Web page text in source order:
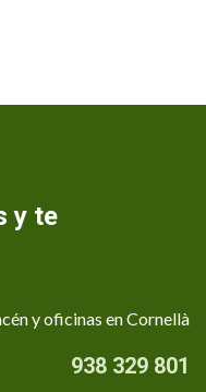
y te
y oficinas en Cornellà
938 329 801